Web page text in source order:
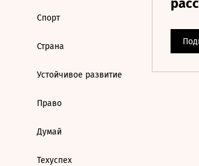
Спорт
Страна
Устойчивое развитие
Право
Думай
Техуспех